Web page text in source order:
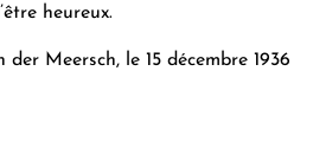
heureux.
der Meersch, le 15 décembre 1936